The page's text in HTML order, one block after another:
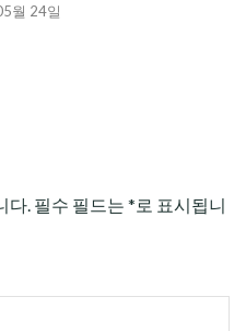
월 24일
다. 필수 필드는 * 로 표시됩니